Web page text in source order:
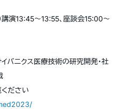
講演13:45〜13:55、座談会15:00〜
バニクス医療技術の研究開発・社
ださい